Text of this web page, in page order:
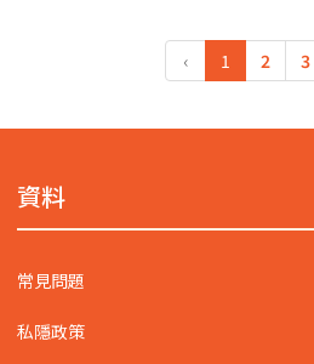
‹ 1 2 3
資料
常見問題
私隱政策